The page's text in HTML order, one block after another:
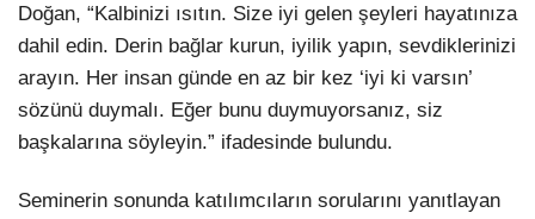
Doğan, “Kalbinizi ısıtın. Size iyi gelen şeyleri hayatınıza
dahil edin. Derin bağlar kurun, iyilik yapın, sevdiklerinizi
arayın. Her insan günde en az bir kez ‘iyi ki varsın’
sözünü duymalı. Eğer bunu duymuyorsanız, siz
başkalarına söyleyin.” ifadesinde bulundu.
Seminerin sonunda katılımcıların sorularını yanıtlayan